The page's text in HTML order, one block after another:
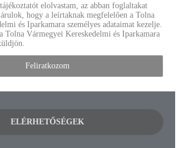
elolvastam, az abban foglaltakat
hogy a leírtaknak megfelelően a Tolna
és Iparkamara személyes adataimat kezelje.
Tolna Vármegyei Kereskedelmi és Iparkamara
ELÉRHETŐSÉGEK